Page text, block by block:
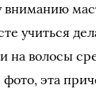
вниманию
учиться
на волосы
эта